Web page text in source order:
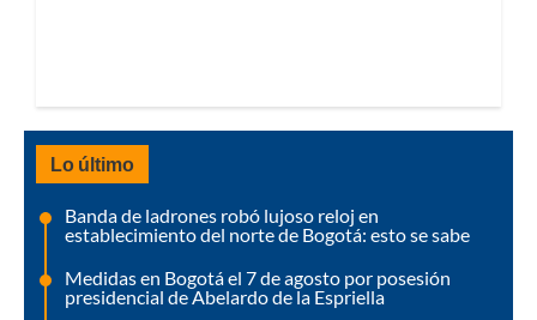
Lo último
Banda de ladrones robó lujoso reloj en
establecimiento del norte de Bogotá: esto se sabe
Medidas en Bogotá el 7 de agosto por posesión
presidencial de Abelardo de la Espriella